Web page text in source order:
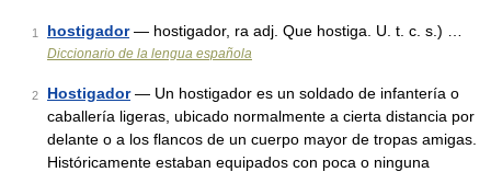
1 hostigador— hostigador, ra adj. Que hostiga. U. t. c. s.) …
Diccionario de la lengua española
2 Hostigador— Un hostigador es un soldado de infantería o
caballería ligeras, ubicado normalmente a cierta distancia por
delante o a los flancos de un cuerpo mayor de tropas amigas.
Históricamente estaban equipados con poca o ninguna